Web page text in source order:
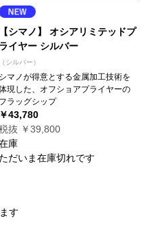
【シマノ】 オシアリミテッドプ
ライヤー シルバー
（シルバー）
シマノが得意とする金属加工技術を
現した、オフショアプライヤーの
フラッグシップ
￥43,780
抜 ￥39,800
庫
ただいま在庫切れです
す